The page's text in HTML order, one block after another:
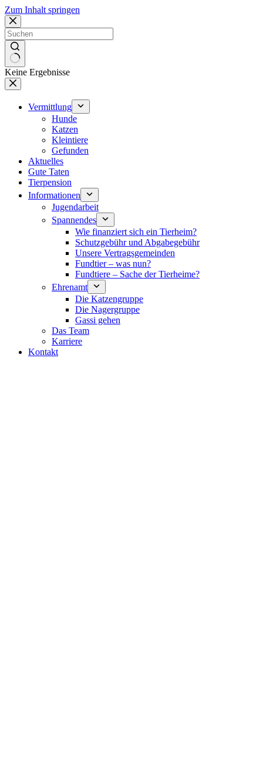
Zum Inhalt springen
Keine Ergebnisse
Vermittlung
Hunde
Katzen
Kleintiere
Gefunden
Aktuelles
Gute Taten
Tierpension
Informationen
Jugendarbeit
Spannendes
Wie finanziert sich ein Tierheim?
Schutzgebühr und Abgabegebühr
Unsere Vertragsgemeinden
Fundtier – was nun?
Fundtiere – Sache der Tierheime?
Ehrenamt
Die Katzengruppe
Die Nagergruppe
Gassi gehen
Das Team
Karriere
Kontakt